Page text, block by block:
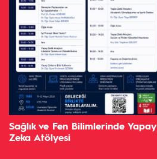
Sağlık ve Fen Bilimlerinde Yapay
Zeka Atölyesi